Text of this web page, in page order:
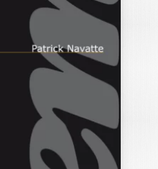
DES
en
la stratégie de la
19,00 €